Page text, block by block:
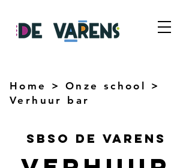
Home > Onze school
>
Verhuur bar
sbso De varens